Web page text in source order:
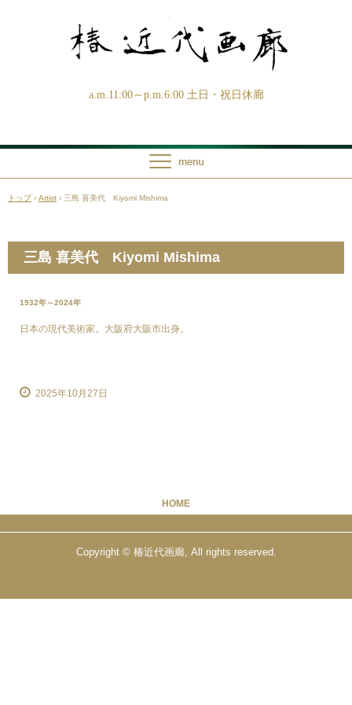
a.m.11:00～p.m.6:00 土日・祝日休廊
トップ › Artist › 三島 喜美代 Kiyomi Mishima
三島 喜美代 Kiyomi Mishima
1932年～2024年
日本の現代美術家。大阪府大阪市出身。
2025年10月27日
HOME
Copyright © 椿近代画廊, All rights reserved.